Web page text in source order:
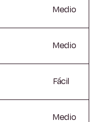
Medio
Medio
Fácil
Medio